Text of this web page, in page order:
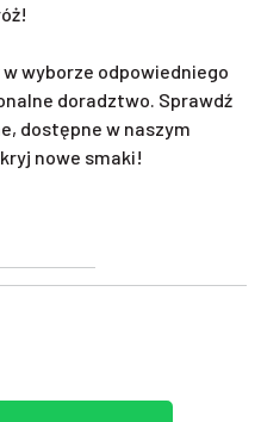
wyborze odpowiedniego
doradztwo. Sprawdź
dostępne w naszym
nowe smaki!